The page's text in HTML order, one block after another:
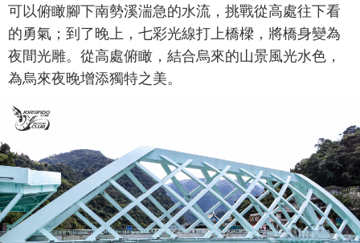
可以俯瞰腳下南勢溪湍急的水流，挑戰從高處往下看
的勇氣；到了晚上，七彩光線打上橋樑，將橋身變為
夜間光雕。從高處俯瞰，結合烏來的山景風光水色，
為烏來夜晚增添獨特之美。